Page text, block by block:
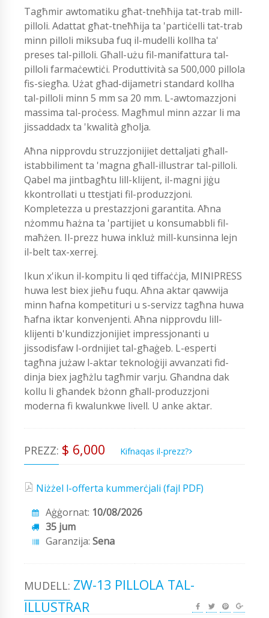
Tagħmir awtomatiku għat-tneħħija tat-trab mill-
pilloli. Adattat għat-tneħħija ta 'partiċelli tat-trab
minn pilloli miksuba fuq il-mudelli kollha ta'
preses tal-pilloli. Għall-użu fil-manifattura tal-
pilloli farmaċewtiċi. Produttività sa 500,000 pillola
fis-siegħa. Użat għad-dijametri standard kollha
tal-pilloli minn 5 mm sa 20 mm. L-awtomazzjoni
massima tal-proċess. Magħmul minn azzar li ma
jissaddadx ta 'kwalità għolja.
Aħna nipprovdu struzzjonijiet dettaljati għall-
istabbiliment ta 'magna għall-illustrar tal-pilloli.
Qabel ma jintbagħtu lill-klijent, il-magni jiġu
kkontrollati u ttestjati fil-produzzjoni.
Kompletezza u prestazzjoni garantita. Aħna
nżommu ħażna ta 'partijiet u konsumabbli fil-
maħżen. Il-prezz huwa inkluż mill-kunsinna lejn
il-belt tax-xerrej.
Ikun x'ikun il-kompitu li qed tiffaċċja, MINIPRESS
huwa lest biex jieħu fuqu. Aħna aktar qawwija
minn ħafna kompetituri u s-servizz tagħna huwa
ħafna iktar konvenjenti. Aħna nipprovdu lill-
klijenti b'kundizzjonijiet impressjonanti u
jissodisfaw l-ordnijiet tal-għaġeb. L-esperti
tagħna jużaw l-aktar teknoloġiji avvanzati fid-
dinja biex jagħżlu tagħmir varju. Għandna dak
kollu li għandek bżonn għall-produzzjoni
moderna fi kwalunkwe livell. U anke aktar.
PREZZ: $ 6,000 Kifnaqas il-prezz?
Niżżel l-offerta kummerċjali (fajl PDF)
Aġġornat: 10/08/2026
35 jum
Garanzija: Sena
MUDELL: ZW-13 PILLOLA TAL-
ILLUSTRAR